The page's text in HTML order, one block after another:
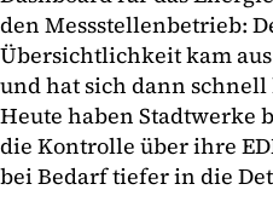
den Messstellenbetrieb:
Übersichtlichkeit kam
und hat sich dann
Heute haben Stadtwerke
die Kontrolle über ihre
bei Bedarf tiefer in die